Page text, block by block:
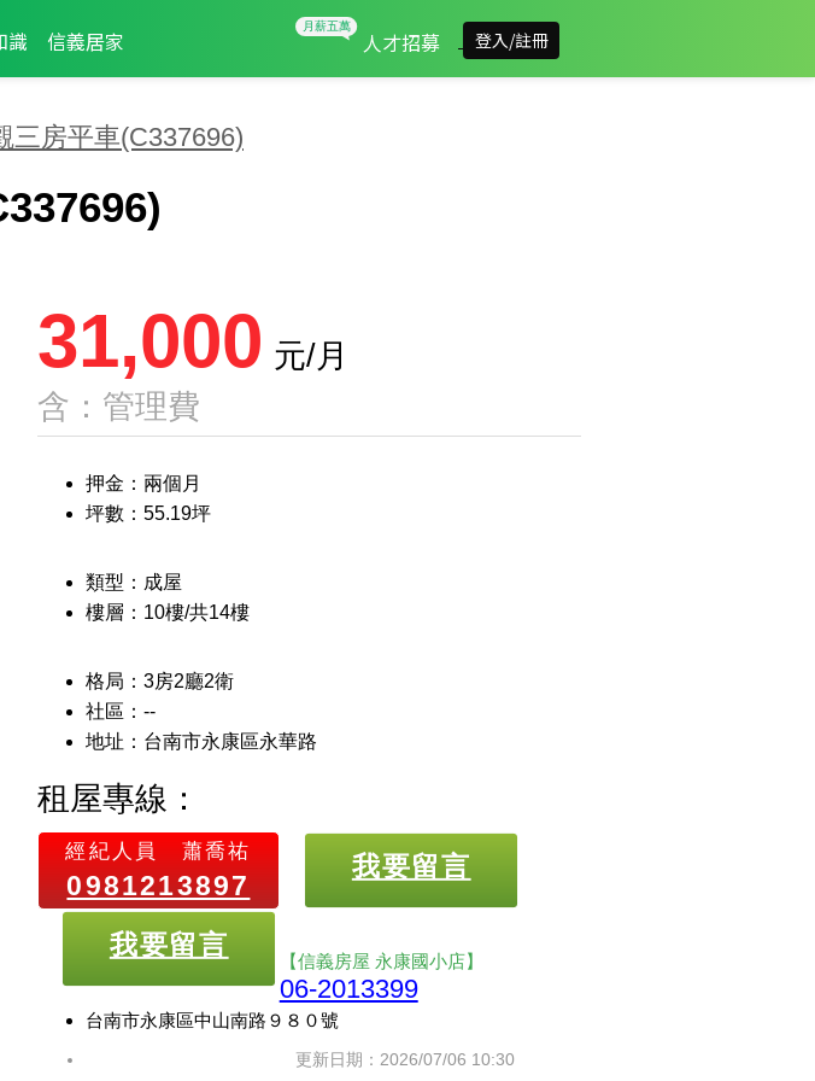
識 信義居家 人才招募 登入/註冊
三房平車(C337696)
31,000 元/月
含：管理費
押金：兩個月
坪數：55.19坪
類型：成屋
樓層：10樓/共14樓
格局：3房2廳2衛
社區：--
地址：台南市永康區永華路
租屋專線：
經紀人員 蕭喬祐
0981213897
我要留言
我要留言
【信義房屋 永康國小店】
06-2013399
台南市永康區中山南路９８０號
更新日期：2026/07/06 10:30